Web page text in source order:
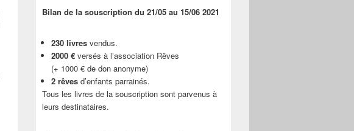
Bilan de la souscription du 21/05 au 15/06 2021
230 livres vendus.
2000 € versés à l’association Rêves
(+ 1000 € de don anonyme)
2 rêves d’enfants parrainés.
Tous les livres de la souscription sont parvenus à
leurs destinataires.